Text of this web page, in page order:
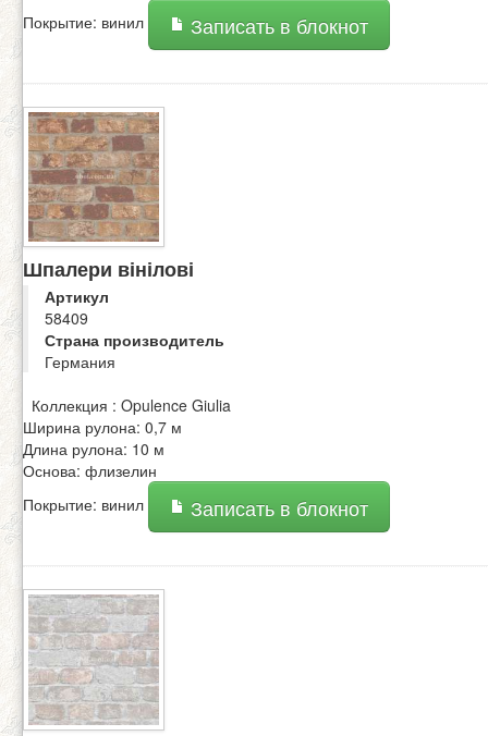
Покрытие: винил
Записать в блокнот
Шпалери вінілові
Артикул
58409
Страна производитель
Германия
Коллекция : Opulence Giulia
Ширина рулона: 0,7 м
Длина рулона: 10 м
Основа: флизелин
Покрытие: винил
Записать в блокнот